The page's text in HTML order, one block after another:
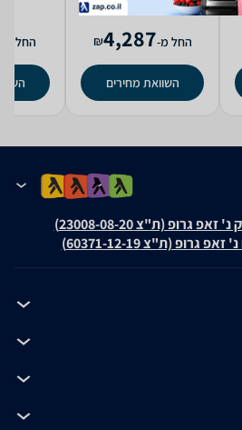
החל מ-4,287
₪
השוואת מחירים
החל מ-
(ת"צ 23008-08-20)
(ת"צ 60371-12-19)